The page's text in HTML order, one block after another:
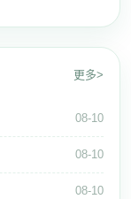
更多>
08-10
08-10
08-10